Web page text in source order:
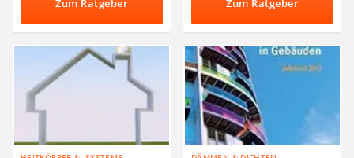
Zum Ratgeber Zum Ratgeber